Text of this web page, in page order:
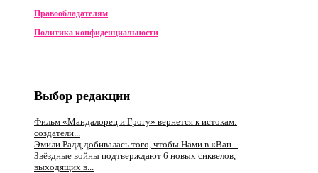
Правообладателям
Политика конфиденциальности
Выбор редакции
Фильм «Мандалорец и Грогу» вернется к истокам:
создатели...
Эмили Радд добивалась того, чтобы Нами в «Ван...
Звёздные войны подтверждают 6 новых сиквелов,
выходящих в...